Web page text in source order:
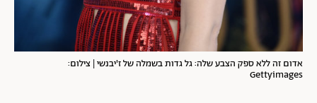
אדום זה ללא ספק הצבע שלה: גל גדות בשמלה של ז'יבנשי | צילום:
Gettyimages